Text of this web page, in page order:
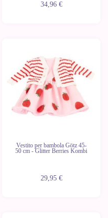
34,96 €
Vestito per bambola Götz 45-
50 cm - Glitter Berries Kombi
29,95 €